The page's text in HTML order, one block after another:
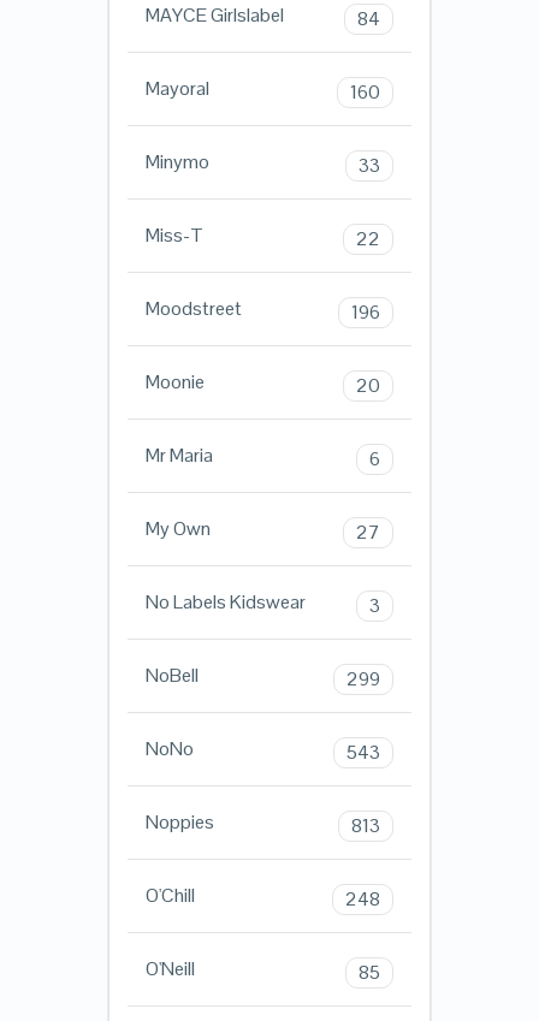
MAYCE Girlslabel 84
Mayoral 160
Minymo 33
Miss-T 22
Moodstreet 196
Moonie 20
Mr Maria 6
My Own 27
No Labels Kidswear 3
NoBell 299
NoNo 543
Noppies 813
O'Chill 248
O'Neill 85